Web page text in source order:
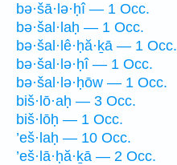
bə·šā·lə·ḥî — 1 Occ.
bə·šal·laḥ — 1 Occ.
bə·šal·lê·ḥă·ḵā — 1 Occ.
bə·šal·lə·ḥî — 1 Occ.
bə·šal·lə·ḥōw — 1 Occ.
biš·lō·aḥ — 3 Occ.
biš·lōḥ — 1 Occ.
’eš·laḥ — 10 Occ.
’eš·lā·ḥă·ḵā — 2 Occ.